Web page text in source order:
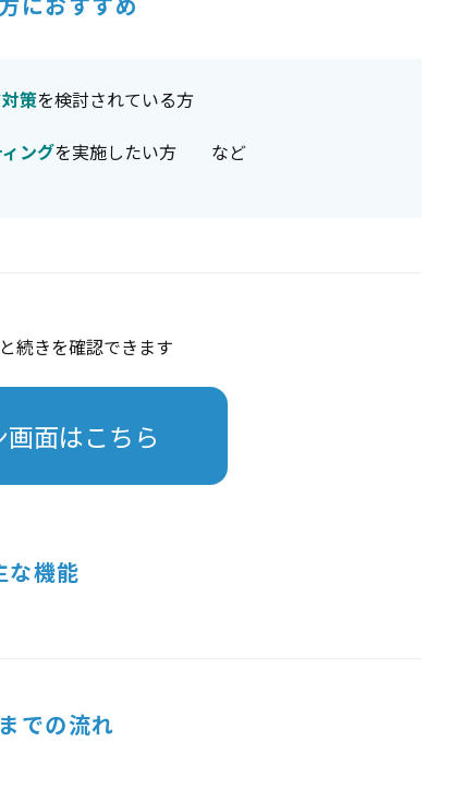
策を検討されている方
ングを実施したい方 など
続きを確認できます
面はこちら
な機能
での流れ